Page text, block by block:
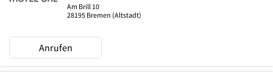
Am Brill 10
28195 Bremen (Altstadt)
Anrufen